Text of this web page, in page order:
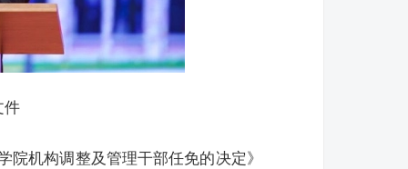
件
机构调整及管理干部任免的决定》